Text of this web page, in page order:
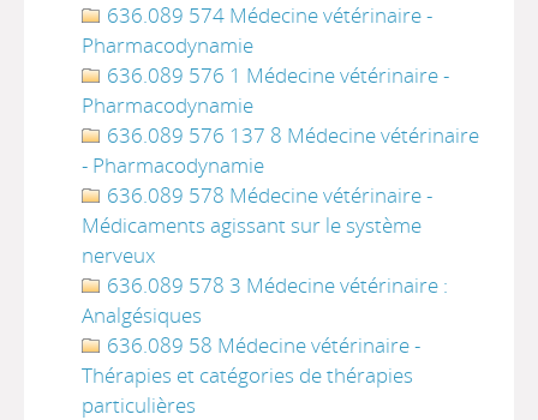
636.089 574 Médecine vétérinaire -
Pharmacodynamie
636.089 576 1 Médecine vétérinaire -
Pharmacodynamie
636.089 576 137 8 Médecine vétérinaire
- Pharmacodynamie
636.089 578 Médecine vétérinaire -
Médicaments agissant sur le système
nerveux
636.089 578 3 Médecine vétérinaire :
Analgésiques
636.089 58 Médecine vétérinaire -
Thérapies et catégories de thérapies
particulières